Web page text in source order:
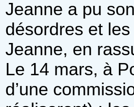
Jeanne a pu
désordres et
Jeanne, en
Le 14 mars, à
d’une